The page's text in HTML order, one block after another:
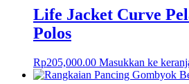
Life Jacket Curve
Polos
Rp205,000.00 Masukkan ke